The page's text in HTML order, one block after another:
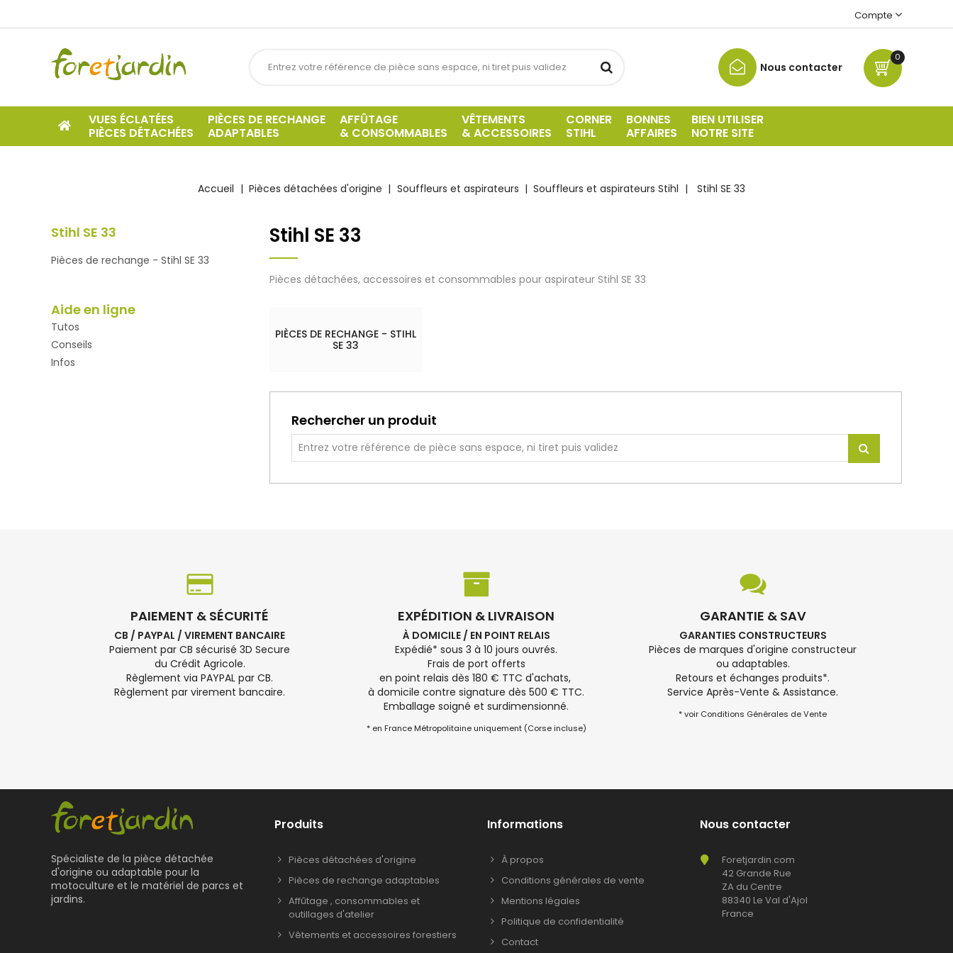
Compte
0
Nous contacter
VUES ÉCLATÉES
PIÈCES DÉTACHÉES
PIÈCES DE RECHANGE
ADAPTABLES
AFFÛTAGE
& CONSOMMABLES
VÊTEMENTS
& ACCESSOIRES
CORNER
STIHL
BONNES
AFFAIRES
BIEN UTILISER
NOTRE SITE
Accueil Pièces détachées d'origine Souffleurs et aspirateurs Souffleurs et aspirateurs Stihl Stihl SE 33
Stihl SE 33
Pièces de rechange - Stihl SE 33
Aide en ligne
Tutos
Conseils
Infos
Stihl SE 33
Pièces détachées, accessoires et consommables pour aspirateur Stihl SE 33
PIÈCES DE RECHANGE - STIHL
SE 33
Rechercher un produit
PAIEMENT & SÉCURITÉ
CB / PAYPAL / VIREMENT BANCAIRE
Paiement par CB sécurisé 3D Secure
du Crédit Agricole.
Règlement via PAYPAL par CB.
Règlement par virement bancaire.
EXPÉDITION & LIVRAISON
À DOMICILE / EN POINT RELAIS
Expédié* sous 3 à 10 jours ouvrés.
Frais de port offerts
en point relais dès 180 € TTC d'achats,
à domicile contre signature dès 500 € TTC.
Emballage soigné et surdimensionné.
* en France Métropolitaine uniquement (Corse incluse)
GARANTIE & SAV
GARANTIES CONSTRUCTEURS
Pièces de marques d'origine constructeur
ou adaptables.
Retours et échanges produits*.
Service Après-Vente & Assistance.
* voir Conditions Générales de Vente
Spécialiste de la pièce détachée
d'origine ou adaptable pour la
motoculture et le matériel de parcs et
jardins.
Produits
Pièces détachées d'origine
Pièces de rechange adaptables
Affûtage , consommables et
outillages d'atelier
Vêtements et accessoires forestiers
Informations
À propos
Conditions générales de vente
Mentions légales
Politique de confidentialité
Contact
Nous contacter
Foretjardin.com
42 Grande Rue
ZA du Centre
88340 Le Val d'Ajol
France